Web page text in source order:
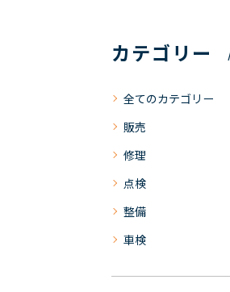
カテゴリー
全てのカテゴリー
販売
修理
点検
整備
車検